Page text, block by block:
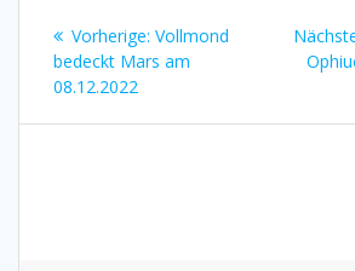
Beitragsnavigation
Vorherige: Vorheriger
Beitrag:
Vollmond
bedeckt Mars am
08.12.2022